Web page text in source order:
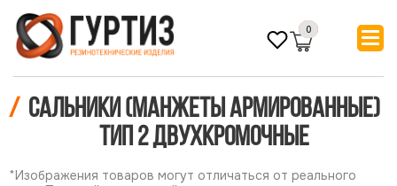
0
/ Сальники (Манжеты армированные)
ТИП 2 Двухкромочные
*Изображения товаров могут отличаться от реального